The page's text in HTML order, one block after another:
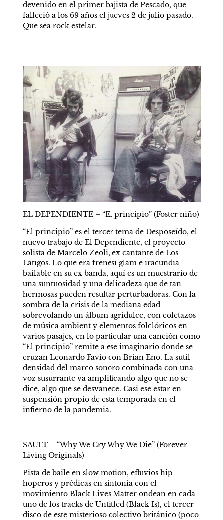
devenido en el primer bajista de Pescado, que
falleció a los 69 años el jueves 2 de julio pasado.
Que sea rock estelar.
EL DEPENDIENTE – “El principio” (Foster niño)
“El principio” es el tercer tema de Desposeído, el
nuevo trabajo de El Dependiente, el proyecto
solista de Marcelo Zeoli, ex cantante de Los
Látigos. Lo que era frenesí glam e iracundia
bailable en su ex banda, aquí es un muestrario de
una suntuosidad y una delicadeza que de tan
hermosas pueden resultar perturbadoras. Con la
sombra de la crisis de la mediana edad
sobrevolando un álbum agridulce, con coletazos
de música ambient y elementos folclóricos en
varios pasajes, en lo particular una canción como
“El principio” remite a ese imaginario donde se
cruzan Leonardo Favio con Brian Eno. La sutil
densidad del marco sonoro combinada con una
voz susurrante va amplificando algo que no se
dice, algo que se desvanece. Casi ese estar en
suspensión propio de esta temporada en el
infierno de la pandemia.
SAULT – “Why We Cry Why We Die” (Forever
Living Originals)
Pista de baile en slow motion, efluvios hip
hoperos y prédicas en sintonía con el
movimiento Black Lives Matter ondean en cada
uno de los tracks de Untitled (Black Is), el tercer
disco de este misterioso colectivo británico (poco